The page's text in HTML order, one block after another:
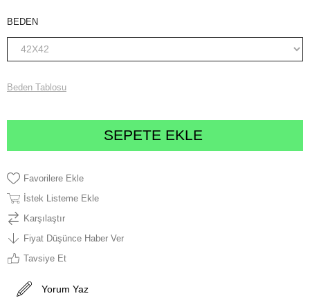
BEDEN
Beden Tablosu
Favorilere Ekle
İstek Listeme Ekle
Karşılaştır
Fiyat Düşünce Haber Ver
Tavsiye Et
Yorum Yaz